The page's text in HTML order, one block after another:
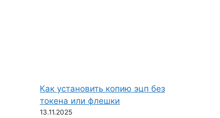
Как установить копию эцп без
токена или флешки
13.11.2025